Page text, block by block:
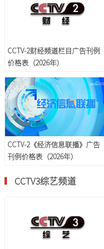
CCTV-2财经频道栏目广告刊例
价格表（2026年）
CCTV-2《经济信息联播》广告
刊例价格表（2026年）
CCTV3综艺频道